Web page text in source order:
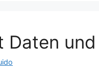
Daten